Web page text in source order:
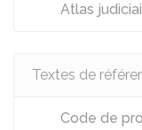
Atlas
Textes de
Code de